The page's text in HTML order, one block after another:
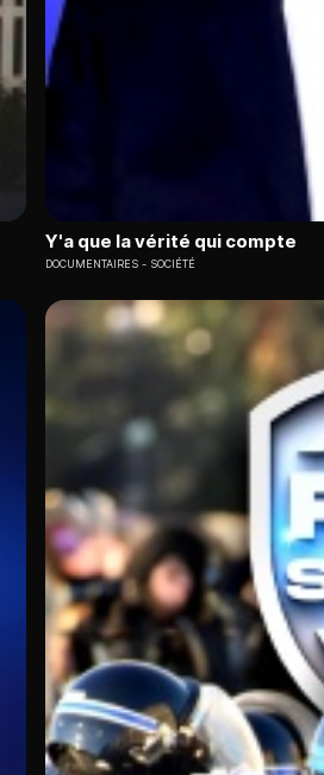
Y'a que la vérité qui compte
DOCUMENTAIRES SOCIÉTÉ